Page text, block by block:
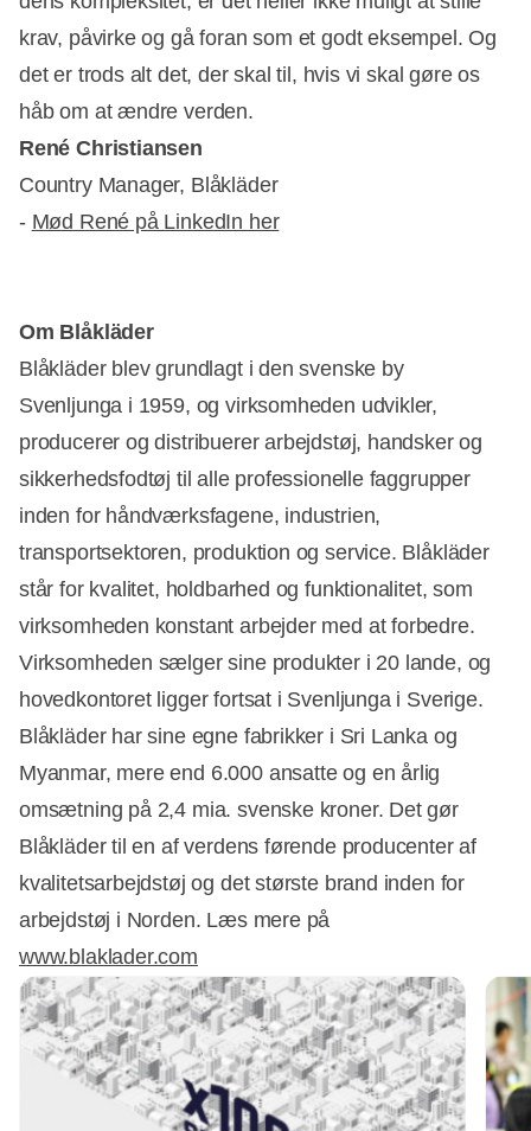
krav, påvirke og gå foran som et godt eksempel. Og
det er trods alt det, der skal til, hvis vi skal gøre os
håb om at ændre verden.
René Christiansen
Country Manager, Blåkläder
- Mød René på LinkedIn her
Om Blåkläder
Blåkläder blev grundlagt i den svenske by
Svenljunga i 1959, og virksomheden udvikler,
producerer og distribuerer arbejdstøj, handsker og
sikkerhedsfodtøj til alle professionelle faggrupper
inden for håndværksfagene, industrien,
transportsektoren, produktion og service. Blåkläder
står for kvalitet, holdbarhed og funktionalitet, som
virksomheden konstant arbejder med at forbedre.
Virksomheden sælger sine produkter i 20 lande, og
hovedkontoret ligger fortsat i Svenljunga i Sverige.
Blåkläder har sine egne fabrikker i Sri Lanka og
Myanmar, mere end 6.000 ansatte og en årlig
omsætning på 2,4 mia. svenske kroner. Det gør
Blåkläder til en af verdens førende producenter af
kvalitetsarbejdstøj og det største brand inden for
arbejdstøj i Norden. Læs mere på
www.blaklader.com